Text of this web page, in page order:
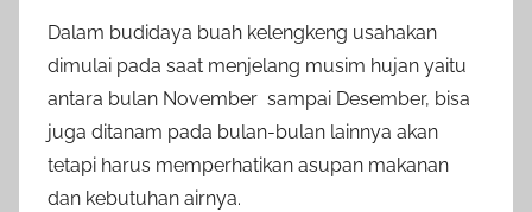
Dalam budidaya buah kelengkeng usahakan
dimulai pada saat menjelang musim hujan yaitu
antara bulan November sampai Desember, bisa
juga ditanam pada bulan-bulan lainnya akan
tetapi harus memperhatikan asupan makanan
dan kebutuhan airnya.